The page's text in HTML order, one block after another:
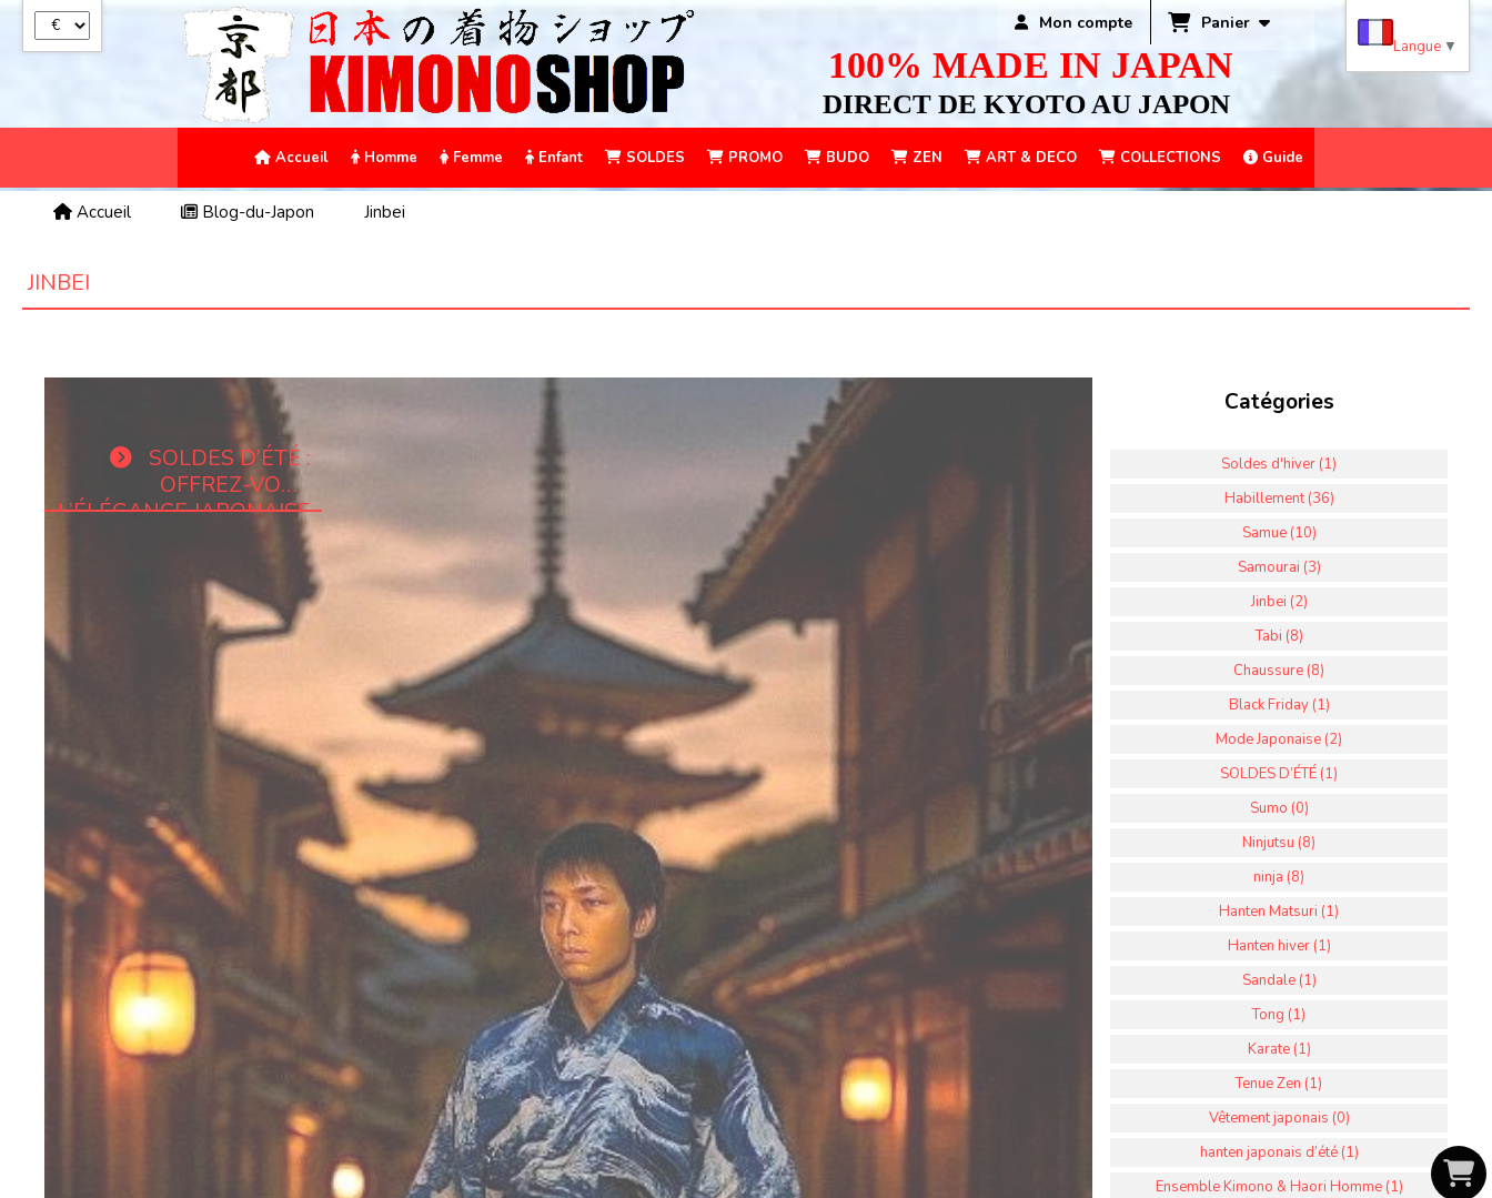
100% MADE IN JAPAN
DIRECT DE KYOTO AU JAPON
Mon compte Panier
Accueil Homme Femme Enfant SOLDES PROMO BUDO ZEN ART & DECO COLLECTIONS Guide
Accueil Blog-du-Japon Jinbei
JINBEI
SOLDES D’ÉTÉ :
OFFREZ-VOUS
L’ÉLÉGANCE JAPONAISE
À PRIX DOUX ! ??
Catégories
Soldes d'hiver (1)
Habillement (36)
Samue (10)
Samourai (3)
Jinbei (2)
Tabi (8)
Chaussure (8)
Black Friday (1)
Mode Japonaise (2)
SOLDES D’ÉTÉ (1)
Sumo (0)
Ninjutsu (8)
ninja (8)
Hanten Matsuri (1)
Hanten hiver (1)
Sandale (1)
Tong (1)
Karate (1)
Tenue Zen (1)
Vêtement japonais (0)
hanten japonais d’été (1)
Ensemble Kimono & Haori Homme (1)
Langue ▼
Panneau de gestion des cookies